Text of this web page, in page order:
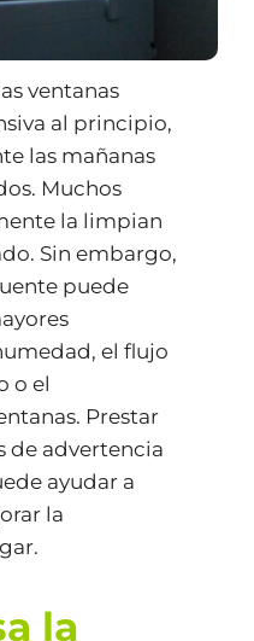
ventanas
al principio,
las mañanas
Muchos
la limpian
Sin embargo,
puede
el flujo
o el
Prestar
de advertencia
ayudar a
la
la